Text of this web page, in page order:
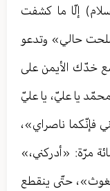
إلّا ما كشفت
حالي» وتدعو
خدّك الأيمن على
يا عليّ، يا عليّ
فإنّكما ناصراي»،
مرّة: «أدركني،»
حتّى ينقطع